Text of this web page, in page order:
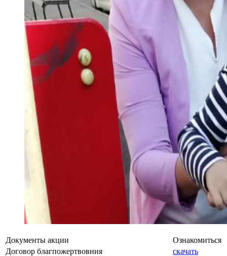
Документы акции
Ознакомиться
Договор благпожертвовния
скачать